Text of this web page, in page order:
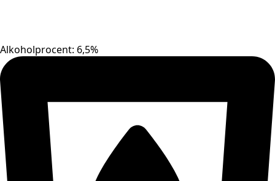
Alkoholprocent: 6,5%